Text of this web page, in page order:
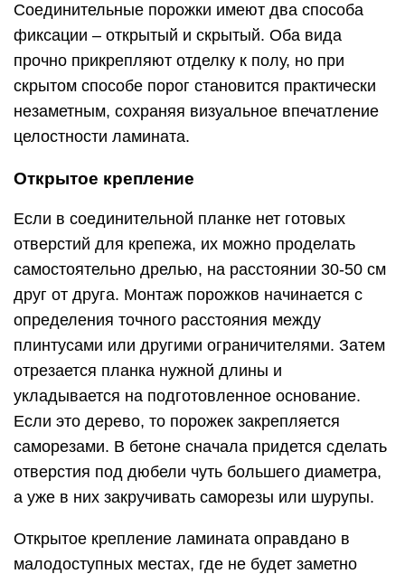
Соединительные порожки имеют два способа
фиксации – открытый и скрытый. Оба вида
прочно прикрепляют отделку к полу, но при
скрытом способе порог становится практически
незаметным, сохраняя визуальное впечатление
целостности ламината.
Открытое крепление
Если в соединительной планке нет готовых
отверстий для крепежа, их можно проделать
самостоятельно дрелью, на расстоянии 30-50 см
друг от друга. Монтаж порожков начинается с
определения точного расстояния между
плинтусами или другими ограничителями. Затем
отрезается планка нужной длины и
укладывается на подготовленное основание.
Если это дерево, то порожек закрепляется
саморезами. В бетоне сначала придется сделать
отверстия под дюбели чуть большего диаметра,
а уже в них закручивать саморезы или шурупы.
Открытое крепление ламината оправдано в
малодоступных местах, где не будет заметно